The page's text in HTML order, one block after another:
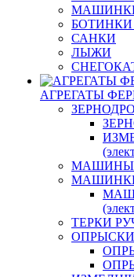
САНКИ
ЛЫЖИ
АГРЕГАТЫ
МАШИНЫ
ТЕРКИ